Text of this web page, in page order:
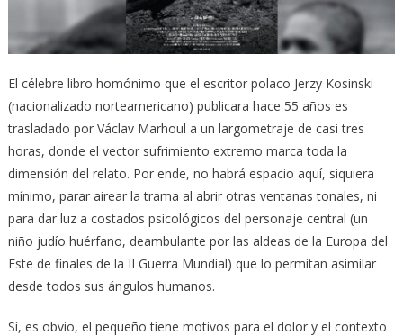
El célebre libro homónimo que el escritor polaco Jerzy Kosinski
(nacionalizado norteamericano) publicara hace 55 años es
trasladado por Václav Marhoul a un largometraje de casi tres
horas, donde el vector sufrimiento extremo marca toda la
dimensión del relato. Por ende, no habrá espacio aquí, siquiera
mínimo, parar airear la trama al abrir otras ventanas tonales, ni
para dar luz a costados psicológicos del personaje central (un
niño judío huérfano, deambulante por las aldeas de la Europa del
Este de finales de la II Guerra Mundial) que lo permitan asimilar
desde todos sus ángulos humanos.
Sí, es obvio, el pequeño tiene motivos para el dolor y el contexto